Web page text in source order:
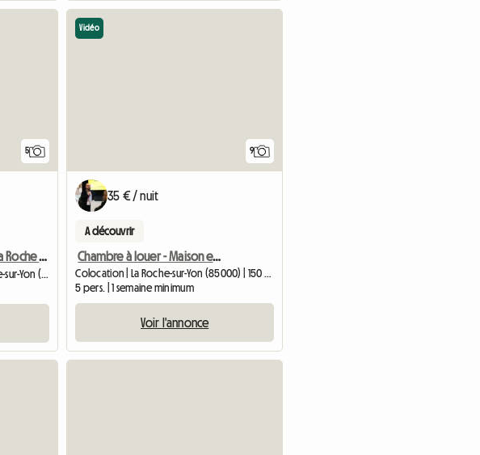
5
Chambre à Louer La Roche Sur Yon
9
Vidéo
35 € / nuit
A découvrir
Chambre à louer - Maison en colocation proche centre-ville
5 pers. | 1 semaine minimum
Voir l'annonce